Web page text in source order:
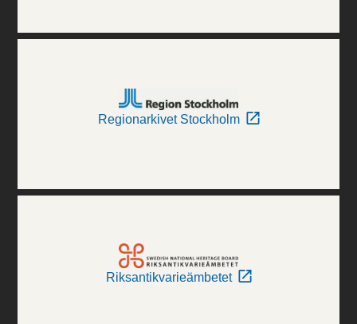
Regionarkivet Stockholm
Riksantikvarieämbetet